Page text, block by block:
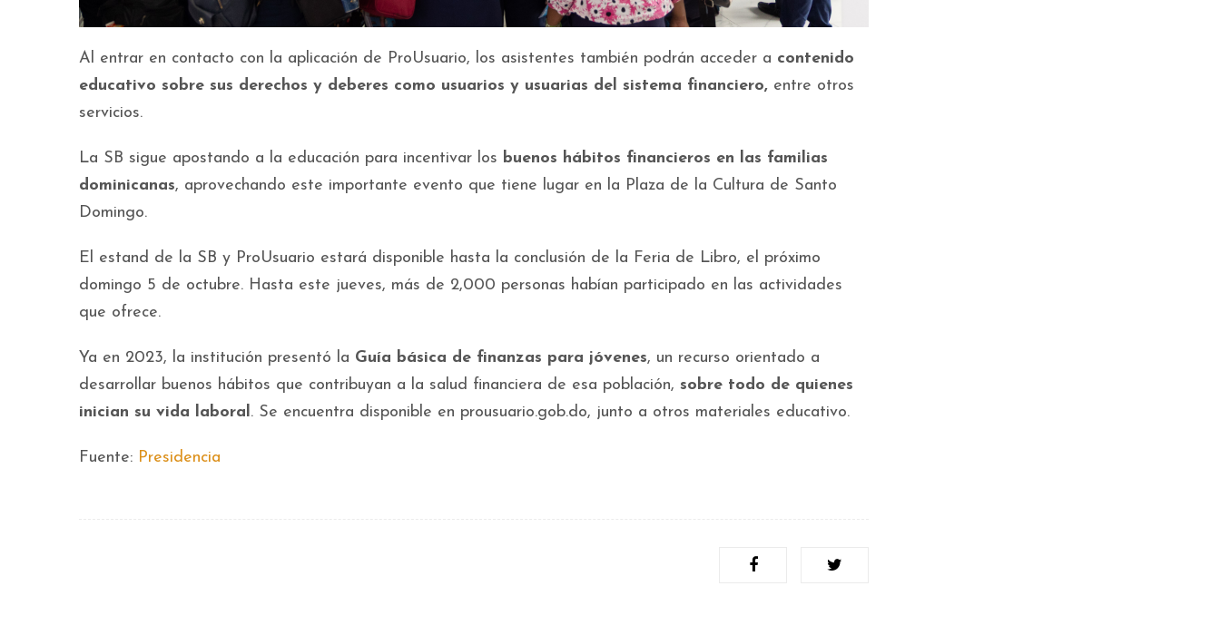
Al entrar en contacto con la aplicación de ProUsuario, los asistentes también podrán acceder a contenido
educativo sobre sus derechos y deberes como usuarios y usuarias del sistema financiero, entre otros
servicios.
La SB sigue apostando a la educación para incentivar los buenos hábitos financieros en las familias
dominicanas, aprovechando este importante evento que tiene lugar en la Plaza de la Cultura de Santo
Domingo.
El estand de la SB y ProUsuario estará disponible hasta la conclusión de la Feria de Libro, el próximo
domingo 5 de octubre. Hasta este jueves, más de 2,000 personas habían participado en las actividades
que ofrece.
Ya en 2023, la institución presentó la Guía básica de finanzas para jóvenes, un recurso orientado a
desarrollar buenos hábitos que contribuyan a la salud financiera de esa población, sobre todo de quienes
inician su vida laboral . Se encuentra disponible en prousuario.gob.do, junto a otros materiales educativo.
Fuente: Presidencia